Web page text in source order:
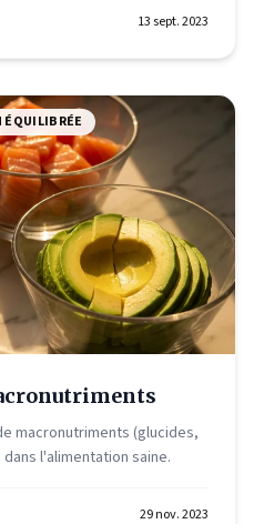
13 sept. 2023
ÉQUILIBRÉE
macronutriments (glucides,
l'alimentation saine.
29 nov. 2023